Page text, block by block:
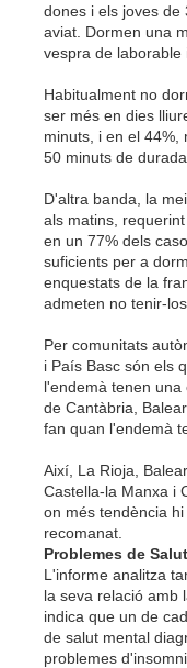
dones i els joves de
aviat. Dormen una
vespra de laborable
Habitualment no
ser més en dies
minuts, i en el 44%,
50 minuts de durada.
D'altra banda, la
als matins,
en un 77% dels
suficients per a
enquestats de la
admeten no tenir-los.
Per comunitats
i País Basc són els
l'endemà tenen
de Cantàbria,
fan quan l'endemà
Així, La Rioja,
Castella-la Manxa i
on més tendència
recomanat.
Problemes de
L'informe analitza
la seva relació amb
indica que un de
de salut mental
problemes